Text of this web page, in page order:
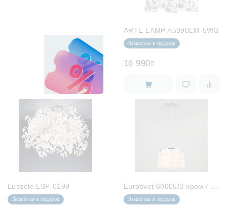
Частые вопросы
Бренды
База знаний
Контакты
ARTE LAMP A5090LM-5WG
Лампочки в подарок
16 990
Lussole LSP-0199
Лампочки в подарок Лампочки в подарок